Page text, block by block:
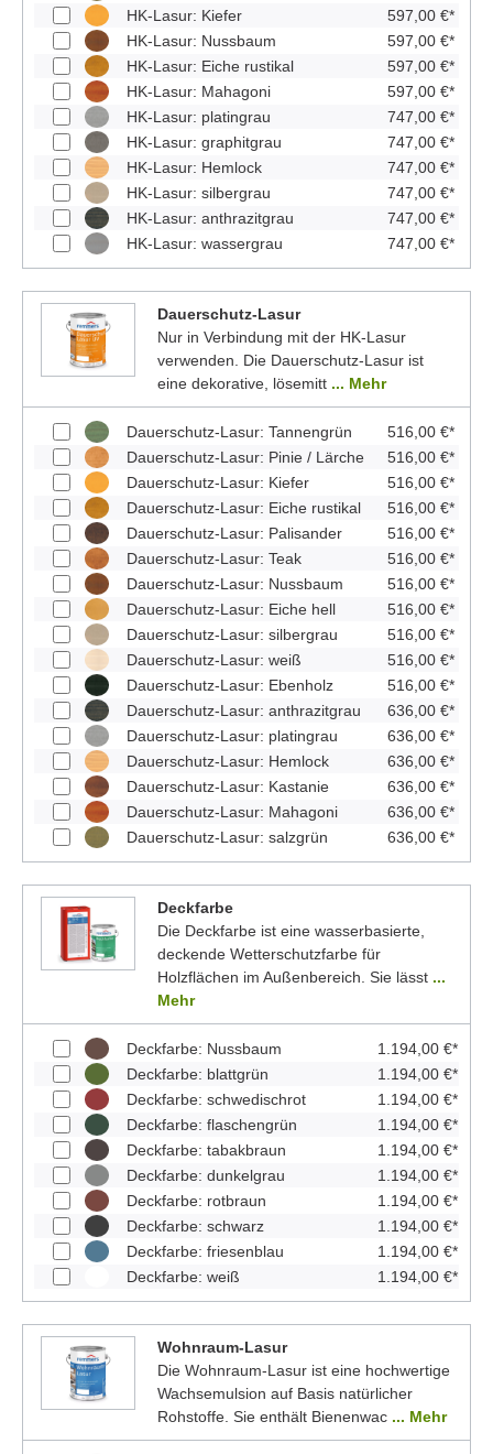
HK-Lasur: Kiefer
597,00 €*
HK-Lasur: Nussbaum
597,00 €*
HK-Lasur: Eiche rustikal
597,00 €*
HK-Lasur: Mahagoni
597,00 €*
HK-Lasur: platingrau
747,00 €*
HK-Lasur: graphitgrau
747,00 €*
HK-Lasur: Hemlock
747,00 €*
HK-Lasur: silbergrau
747,00 €*
HK-Lasur: anthrazitgrau
747,00 €*
HK-Lasur: wassergrau
747,00 €*
Dauerschutz-Lasur
Nur in Verbindung mit der HK-Lasur
verwenden. Die Dauerschutz-Lasur ist
eine dekorative, lösemitt ... Mehr
Dauerschutz-Lasur: Tannengrün
516,00 €*
Dauerschutz-Lasur: Pinie / Lärche
516,00 €*
Dauerschutz-Lasur: Kiefer
516,00 €*
Dauerschutz-Lasur: Eiche rustikal
516,00 €*
Dauerschutz-Lasur: Palisander
516,00 €*
Dauerschutz-Lasur: Teak
516,00 €*
Dauerschutz-Lasur: Nussbaum
516,00 €*
Dauerschutz-Lasur: Eiche hell
516,00 €*
Dauerschutz-Lasur: silbergrau
516,00 €*
Dauerschutz-Lasur: weiß
516,00 €*
Dauerschutz-Lasur: Ebenholz
516,00 €*
Dauerschutz-Lasur: anthrazitgrau
636,00 €*
Dauerschutz-Lasur: platingrau
636,00 €*
Dauerschutz-Lasur: Hemlock
636,00 €*
Dauerschutz-Lasur: Kastanie
636,00 €*
Dauerschutz-Lasur: Mahagoni
636,00 €*
Dauerschutz-Lasur: salzgrün
636,00 €*
Deckfarbe
Die Deckfarbe ist eine wasserbasierte,
deckende Wetterschutzfarbe für
Holzflächen im Außenbereich. Sie lässt ...
Mehr
Deckfarbe: Nussbaum
1.194,00 €*
Deckfarbe: blattgrün
1.194,00 €*
Deckfarbe: schwedischrot
1.194,00 €*
Deckfarbe: flaschengrün
1.194,00 €*
Deckfarbe: tabakbraun
1.194,00 €*
Deckfarbe: dunkelgrau
1.194,00 €*
Deckfarbe: rotbraun
1.194,00 €*
Deckfarbe: schwarz
1.194,00 €*
Deckfarbe: friesenblau
1.194,00 €*
Deckfarbe: weiß
1.194,00 €*
Wohnraum-Lasur
Die Wohnraum-Lasur ist eine hochwertige
Wachsemulsion auf Basis natürlicher
Rohstoffe. Sie enthält Bienenwac ... Mehr